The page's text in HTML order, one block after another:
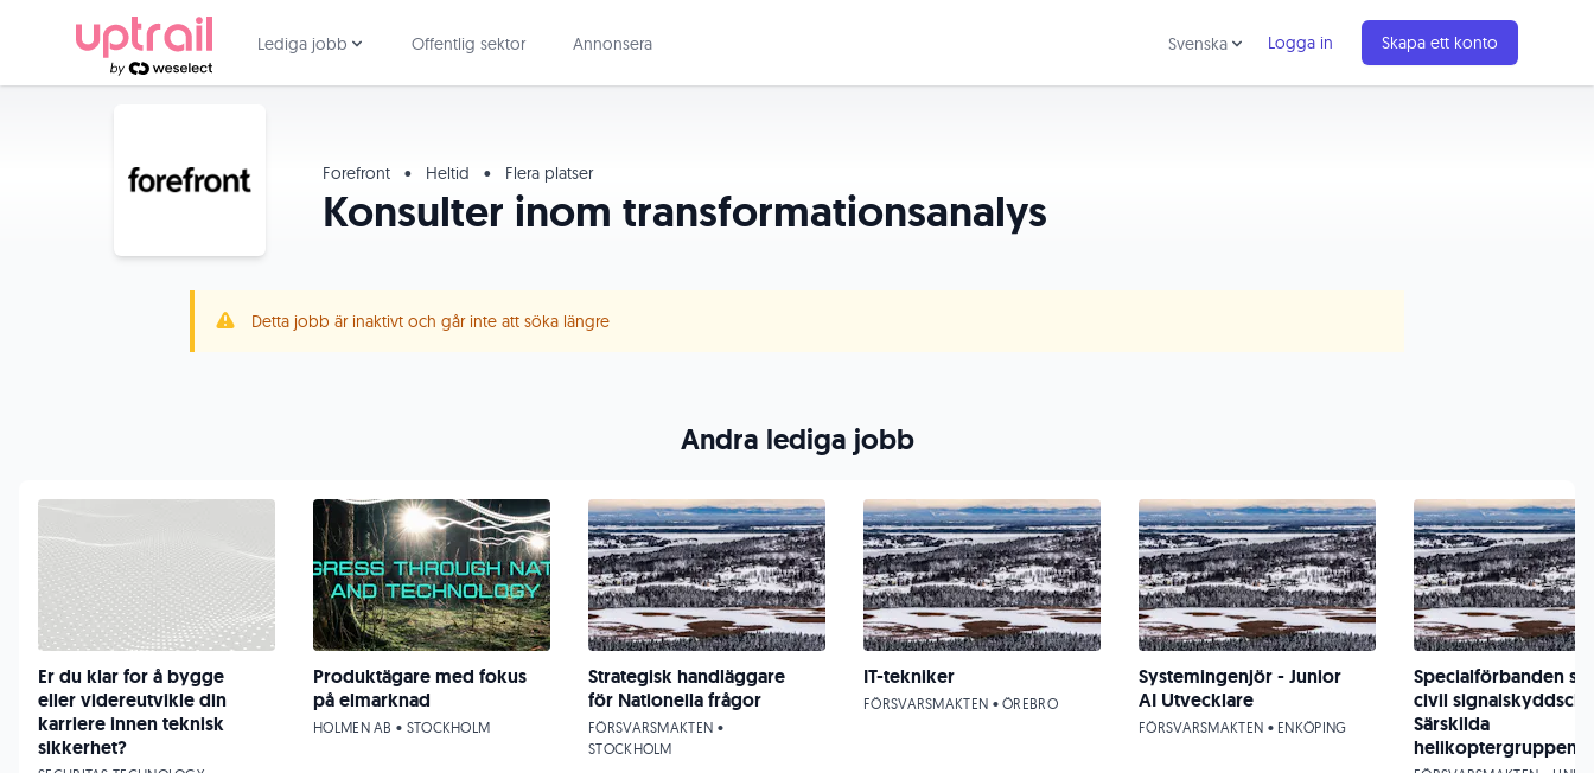
Lediga jobb Offentlig sektor Annonsera Svenska Logga in Skapa ett konto
Forefront • Heltid • Flera platser
Konsulter inom transformationsanalys
Detta jobb är inaktivt och går inte att söka längre
Andra lediga jobb
Er du klar for å bygge
eller videreutvikle din
karriere innen teknisk
sikkerhet?
Produktägare med fokus
på elmarknad
HOLMEN AB • STOCKHOLM
Strategisk handläggare
för Nationella frågor
FÖRSVARSMAKTEN •
STOCKHOLM
IT-tekniker
FÖRSVARSMAKTEN • ÖREBRO
Systemingenjör - Junior
AI Utvecklare
FÖRSVARSMAKTEN • ENKÖPING
Specialförbanden
civil
Särskilda
helikoptergruppen